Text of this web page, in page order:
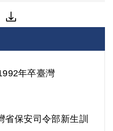
年卒臺灣
省保安司令部新生訓